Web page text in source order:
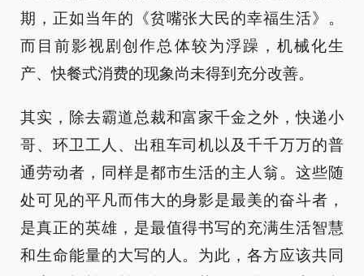
期，正如当年的《贫嘴张大民的幸福生活》。
而目前影视剧创作总体较为浮躁，机械化生
产、快餐式消费的现象尚未得到充分改善。
其实，除去霸道总裁和富家千金之外，快递小
哥、环卫工人、出租车司机以及千千万万的普
通劳动者，同样是都市生活的主人翁。这些随
处可见的平凡而伟大的身影是最美的奋斗者，
是真正的英雄，是最值得书写的充满生活智慧
和生命能量的大写的人。为此，各方应该共同